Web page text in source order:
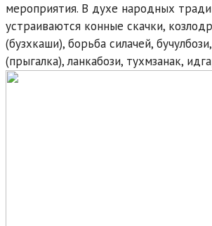
мероприятия. В духе народных
устраиваются конные скачки,
(бузхкаши), борьба силачей,
(прыгалка), ланкабози, тухмзанак,